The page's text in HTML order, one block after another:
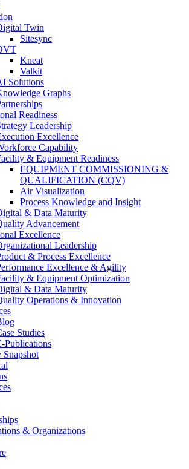
Twin
Sitesync
Kneat
Valkit
Solutions
Graphs
Readiness
Leadership
Excellence
Capability
& Equipment Readiness
EQUIPMENT COMMISSIONING &
QUALIFICATION (CQV)
Air Visualization
Process Knowledge and Insight
& Data Maturity
Advancement
Excellence
Leadership
& Process Excellence
Excellence & Agility
& Equipment Optimization
& Data Maturity
Operations & Innovation
Studies
Publications
& Organizations